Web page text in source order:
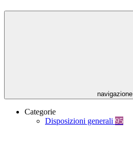
navigazione
Categorie
Disposizioni generali 95